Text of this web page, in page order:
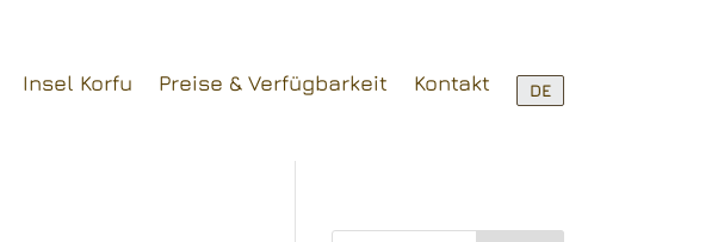
Insel Korfu Preise & Verfügbarkeit Kontakt DE